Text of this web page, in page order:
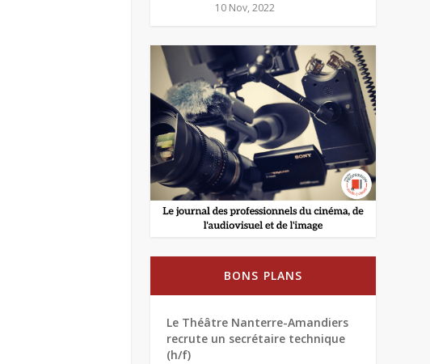
10 Nov, 2022
BONS PLANS
Le Théâtre Nanterre-Amandiers
recrute un secrétaire technique
(h/f)